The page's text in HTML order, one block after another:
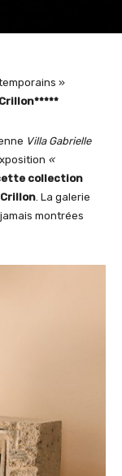
»
Villa Gabrielle
«
collection
. La galerie
montrées